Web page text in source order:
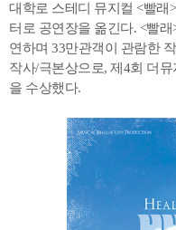
대학로 스테디 뮤지컬 <빨래
터로 공연장을 옮긴다. <빨
연하며 33만관객이 관람한
작사/극본상으로, 제4회 더
을 수상했다.